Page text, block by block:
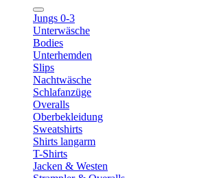
Jungs 0-3
Unterwäsche
Bodies
Unterhemden
Slips
Nachtwäsche
Schlafanzüge
Overalls
Oberbekleidung
Sweatshirts
Shirts langarm
T-Shirts
Jacken & Westen